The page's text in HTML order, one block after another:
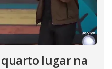
lugar na